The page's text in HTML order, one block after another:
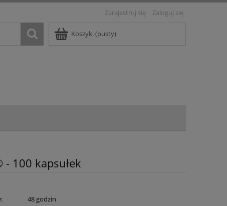
Zarejestruj się Zaloguj się
Koszyk:(pusty)
- 100 kapsułek
48 godzin